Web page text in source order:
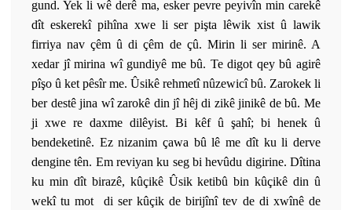
gund. Yek li wê derê ma, esker pevre peyivîn min carekê
dît eskerekî pihîna xwe li ser pişta lêwik xist û lawik
firriya nav çêm û di çêm de çû. Mirin li ser mirinê. A
xedar jî mirina wî gundiyê me bû. Te digot qey bû agirê
pîşo û ket pêsîr me. Ûsikê rehmetî nûzewicî bû. Zarokek li
ber destê jina wî zarokê din jî hêj di zikê jinikê de bû. Me
ji xwe re daxme dilêyist. Bi kêf û şahî; bi henek û
bendeketinê. Ez nizanim çawa bû lê me dît ku li derve
dengine tên. Em reviyan ku seg bi hevûdu digirine. Dîtina
ku min dît birazê, kûçikê Ûsik ketibû bin kûçikê din û
wekî tu mot di ser kûçik de birijînî tev de di xwînê de